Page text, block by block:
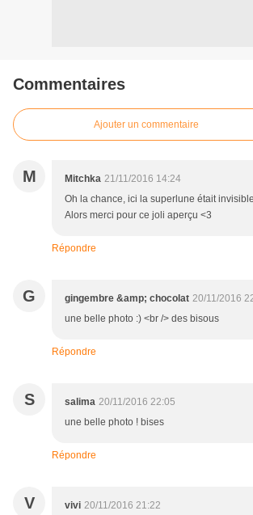
Commentaires
Ajouter un commentaire
M Mitchka 21/11/2016 14:24
Oh la chance, ici la superlune était
Alors merci pour ce joli aperçu <3
Répondre
G gingembre &amp; chocolat 20/11/2016
une belle photo :) <br /> des bisous
Répondre
S salima 20/11/2016 22:05
une belle photo ! bises
Répondre
V vivi 20/11/2016 21:22